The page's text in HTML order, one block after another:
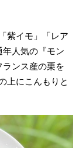
紫イモ」「レア
人気の『モン
ンス産の栗を
上にこんもりと